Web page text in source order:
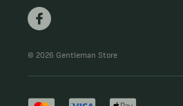
© 2026 Gentleman Store